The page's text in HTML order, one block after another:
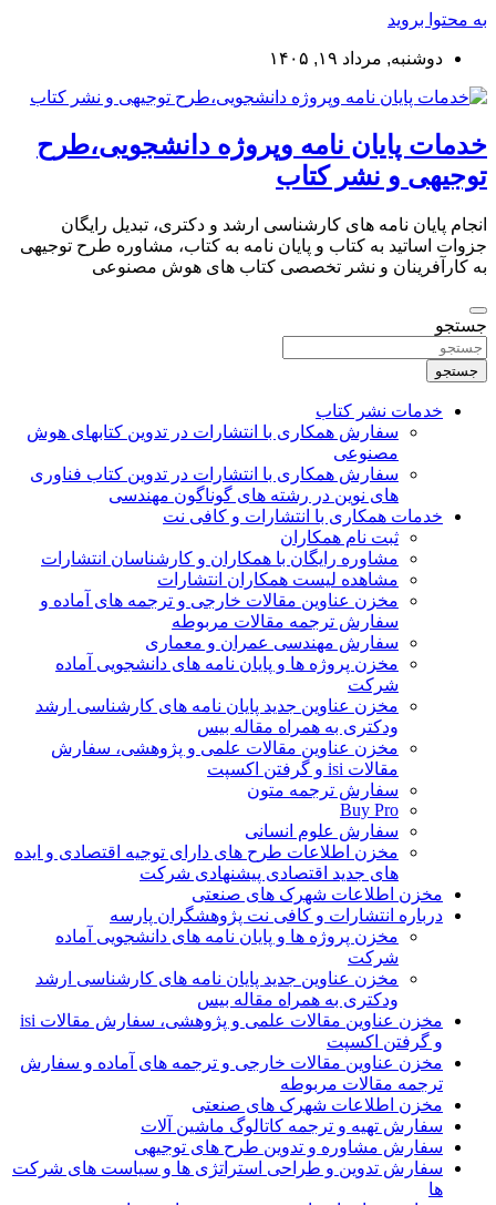
به محتوا بروید
دوشنبه, مرداد ۱۹, ۱۴۰۵
خدمات پایان نامه وپروژه دانشجویی،طرح
توجیهی و نشر کتاب
انجام پایان نامه های کارشناسی ارشد و دکتری، تبدیل رایگان
جزوات اساتید به کتاب و پایان نامه به کتاب، مشاوره طرح توجیهی
به کارآفرینان و نشر تخصصی کتاب های هوش مصنوعی
جستجو
جستجو
خدمات نشر کتاب
سفارش همکاری با انتشارات در تدوین کتابهای هوش
مصنوعی
سفارش همکاری با انتشارات در تدوین کتاب فناوری
های نوین در رشته های گوناگون مهندسی
خدمات همکاری با انتشارات و کافی نت
ثبت نام همکاران
مشاوره رایگان با همکاران و کارشناسان انتشارات
مشاهده لیست همکاران انتشارات
مخزن عناوین مقالات خارجی و ترجمه های آماده و
سفارش ترجمه مقالات مربوطه
سفارش مهندسی عمران و معماری
مخزن پروژه ها و پایان نامه های دانشجویی آماده
شرکت
مخزن عناوین جدید پایان نامه های کارشناسی ارشد
ودکتری به همراه مقاله بیس
مخزن عناوین مقالات علمی و پژوهشی، سفارش
مقالات isi و گرفتن اکسپت
سفارش ترجمه متون
Buy Pro
سفارش علوم انسانی
مخزن اطلاعات طرح های دارای توجیه اقتصادی و ایده
های جدید اقتصادی پیشنهادی شرکت
مخزن اطلاعات شهرک های صنعتی
درباره انتشارات و کافی نت پژوهشگران پارسه
مخزن پروژه ها و پایان نامه های دانشجویی آماده
شرکت
مخزن عناوین جدید پایان نامه های کارشناسی ارشد
ودکتری به همراه مقاله بیس
مخزن عناوین مقالات علمی و پژوهشی، سفارش مقالات isi
و گرفتن اکسپت
مخزن عناوین مقالات خارجی و ترجمه های آماده و سفارش
ترجمه مقالات مربوطه
مخزن اطلاعات شهرک های صنعتی
سفارش تهیه و ترجمه کاتالوگ ماشین آلات
سفارش مشاوره و تدوین طرح های توجیهی
سفارش تدوین و طراحی استراتژی ها و سیاست های شرکت
ها